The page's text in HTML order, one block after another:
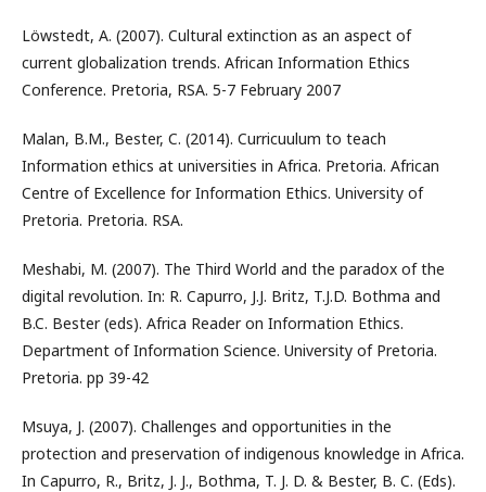
Löwstedt, A. (2007). Cultural extinction as an aspect of
current globalization trends. African Information Ethics
Conference. Pretoria, RSA. 5-7 February 2007
Malan, B.M., Bester, C. (2014). Curricuulum to teach
Information ethics at universities in Africa. Pretoria. African
Centre of Excellence for Information Ethics. University of
Pretoria. Pretoria. RSA.
Meshabi, M. (2007). The Third World and the paradox of the
digital revolution. In: R. Capurro, J.J. Britz, T.J.D. Bothma and
B.C. Bester (eds). Africa Reader on Information Ethics.
Department of Information Science. University of Pretoria.
Pretoria. pp 39-42
Msuya, J. (2007). Challenges and opportunities in the
protection and preservation of indigenous knowledge in Africa.
In Capurro, R., Britz, J. J., Bothma, T. J. D. & Bester, B. C. (Eds).